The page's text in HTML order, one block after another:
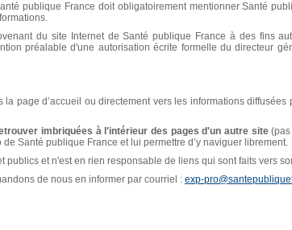
publique France doit obligatoirement mentionner Santé
du site Internet de Santé publique France à des fins
préalable d'une autorisation écrite formelle du directeur
page d’accueil ou directement vers les informations diffusées
imbriquées à l'intérieur des pages d'un autre site(pas
Santé publique France et lui permettre d’y naviguer librement.
et n'est en rien responsable de liens qui sont faits vers
de nous en informer par courriel : exp-